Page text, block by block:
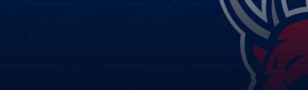
Амур
Барыс
Салават Юлаев
Сибирь